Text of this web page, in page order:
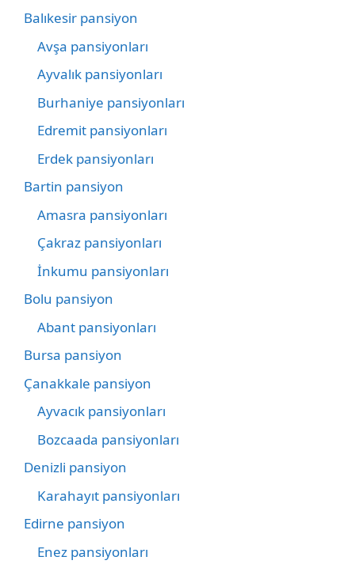
Balıkesir pansiyon
Avşa pansiyonları
Ayvalık pansiyonları
Burhaniye pansiyonları
Edremit pansiyonları
Erdek pansiyonları
Bartin pansiyon
Amasra pansiyonları
Çakraz pansiyonları
İnkumu pansiyonları
Bolu pansiyon
Abant pansiyonları
Bursa pansiyon
Çanakkale pansiyon
Ayvacık pansiyonları
Bozcaada pansiyonları
Denizli pansiyon
Karahayıt pansiyonları
Edirne pansiyon
Enez pansiyonları